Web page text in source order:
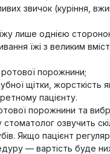
звичок (куріння,
лише однією
їжі з великим
ротової порожнини;
щітки, жорсткість
пацієнту.
порожнини та
озвучить
Якщо пацієнт
— вартість буде